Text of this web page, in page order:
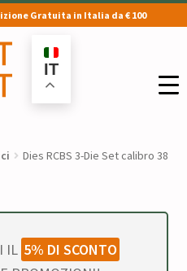
Gratuita in Italia da € 100
IT
Dies RCBS 3-Die Set calibro 38
IL 5% DI SCONTO